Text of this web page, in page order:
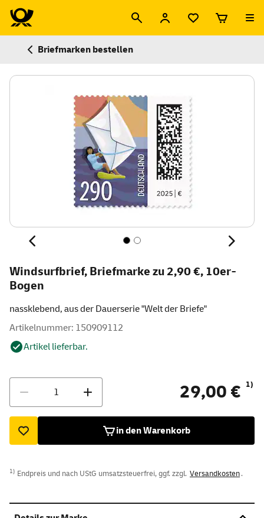
Briefmarken bestellen
Windsurfbrief, Briefmarke zu 2,90 €, 10er-
Bogen
nassklebend, aus der Dauerserie "Welt der Briefe"
Artikelnummer: 150909112
Artikel lieferbar.
29,00 € 1)
in den Warenkorb
1) Endpreis und nach UStG umsatzsteuerfrei, ggf. zzgl. Versandkosten.